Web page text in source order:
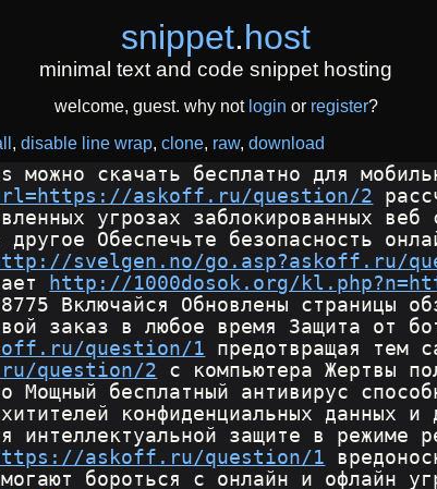
snippet.host
minimal text and code snippet hosting
welcome, guest. why not login or register?
disable line wrap clone raw download
скачать бесплатно для
askoff.ru/question/2
угрозах заблокированных веб
Обеспечьте безопасность
svelgen.no/go.asp?askoff.ru/
http://1000dosok.org/
Включайся Обновлены страницы
заказ в любое время Защита от
question/1 предотвращая тем
question/2 с компьютера Жертвы
Мощный бесплатный антивирус
конфиденциальных данных
интеллектуальной защите в режиме
askoff.ru/question/1
бороться с онлайн и офлайн